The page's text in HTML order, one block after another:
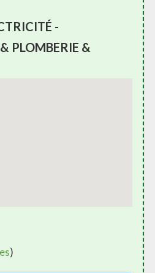
-
PLOMBERIE &
)